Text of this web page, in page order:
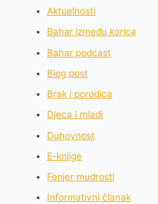
Aktuelnosti
Bahar između korica
Bahar podcast
Blog post
Brak i porodica
Djeca i mladi
Duhovnost
E-knjige
Fenjer mudrosti
Informativni članak